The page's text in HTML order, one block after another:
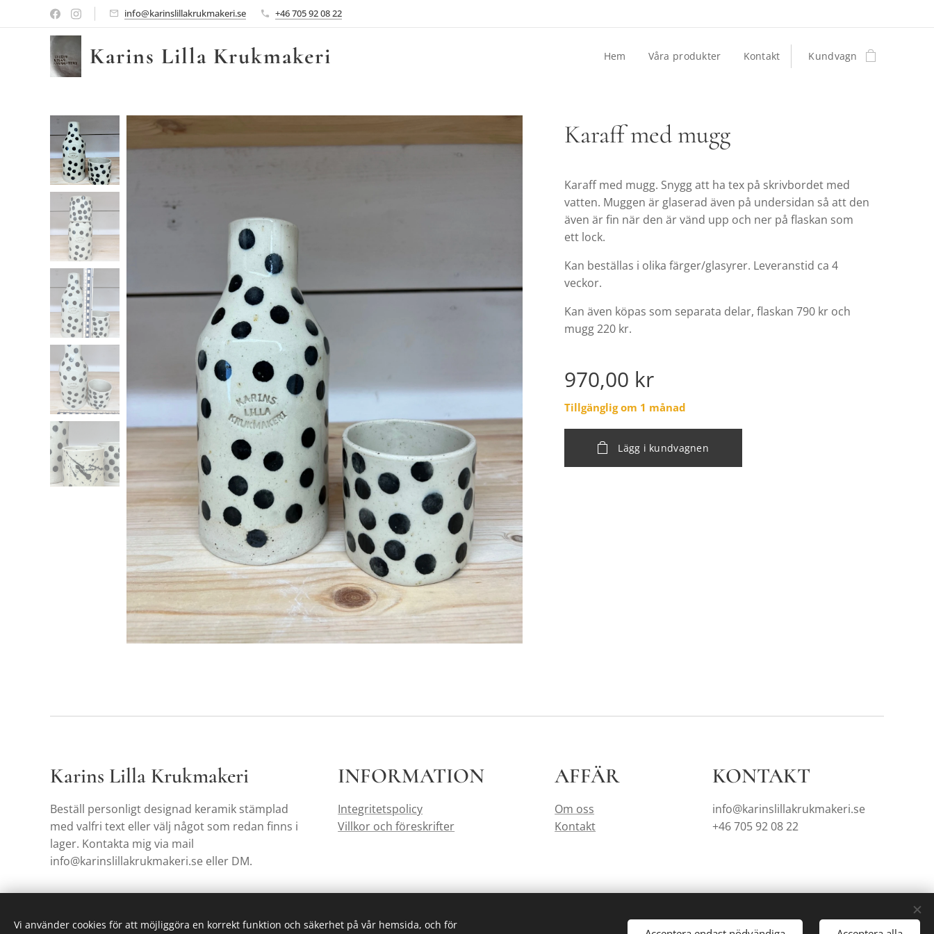
info@karinslillakrukmakeri.se +46 705 92 08 22
Karins Lilla Krukmakeri Hem Våra produkter Kontakt Kundvagn
Karaff med mugg
Karaff med mugg. Snygg att ha tex på skrivbordet med
vatten. Muggen är glaserad även på undersidan så att den
även är fin när den är vänd upp och ner på flaskan som
ett lock.
Kan beställas i olika färger/glasyrer. Leveranstid ca 4
veckor.
Kan även köpas som separata delar, flaskan 790 kr och
mugg 220 kr.
970,00 kr
Tillgänglig om 1 månad
Lägg i kundvagnen
Karins Lilla Krukmakeri
Beställ personligt designad keramik stämplad
med valfri text eller välj något som redan finns i
lager. Kontakta mig via mail
info@karinslillakrukmakeri.se eller DM.
INFORMATION
Integritetspolicy
Villkor och föreskrifter
AFFÄR
Om oss
Kontakt
KONTAKT
info@karinslillakrukmakeri.se
+46 705 92 08 22
Vi använder cookies för att möjliggöra en korrekt funktion och säkerhet på vår hemsida, och för